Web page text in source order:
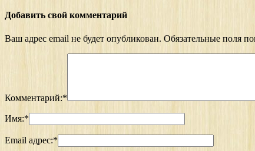
Добавить свой комментарий
Ваш адрес email не будет опубликован. Обязательные поля
Комментарий:*
Имя:*
Email адрес:*